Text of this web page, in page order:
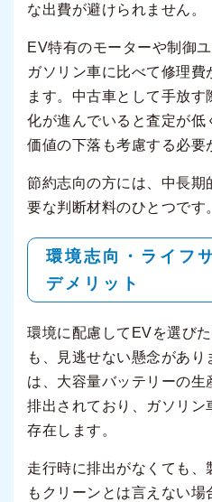
な出費が避けられません。
EV特有のモーターや制御
ガソリン車に比べて修理費
ます。中古車として手放
化が進んでいると査定が低
価値の下落も考慮する必要
節約志向の方には、中長期
要な判断材料のひとつです。
環境志向・ライフ
デメリット
環境に配慮してEVを選び
も、見逃せない懸念があ
は、大容量バッテリーの生
排出されており、ガソリン
存在します。
走行時に排出がなくても、
もクリーンとは言えない